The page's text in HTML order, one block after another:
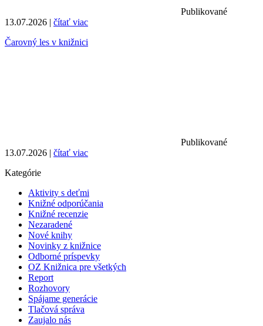
Publikované
13.07.2026 | čítať viac
Čarovný les v knižnici
Publikované
13.07.2026 | čítať viac
Kategórie
Aktivity s deťmi
Knižné odporúčania
Knižné recenzie
Nezaradené
Nové knihy
Novinky z knižnice
Odborné príspevky
OZ Knižnica pre všetkých
Report
Rozhovory
Spájame generácie
Tlačová správa
Zaujalo nás